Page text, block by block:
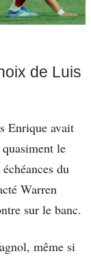
de Luis
Enrique avait
le
du
Warren
sur le banc.
même si